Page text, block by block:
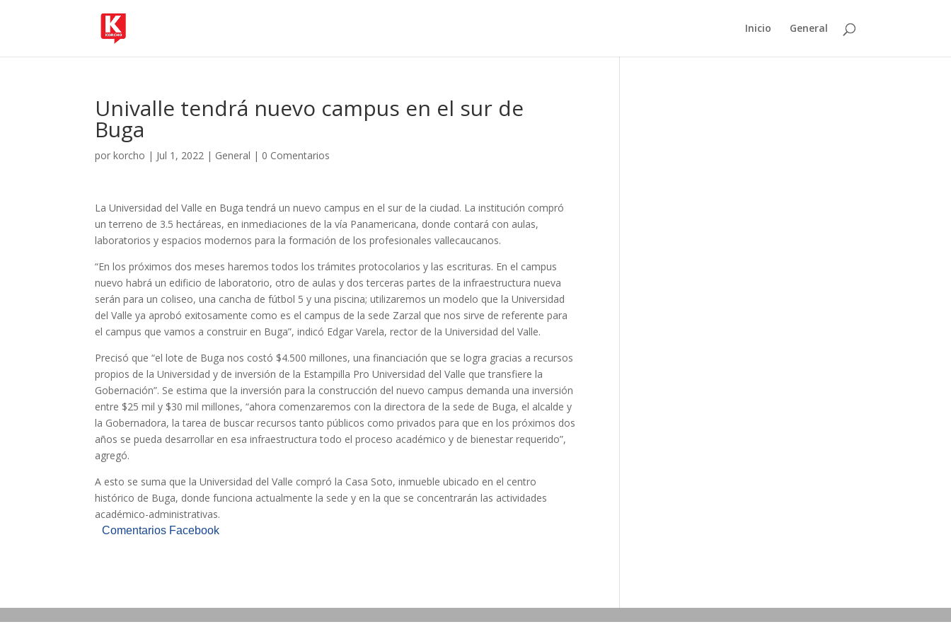
Inicio General
Univalle tendrá nuevo campus en el sur de
Buga
porkorcho | Jul 1, 2022 | General | 0 Comentarios
La Universidad del Valle en Buga tendrá un nuevo campus en el sur de la ciudad. La institución compró
un terreno de 3.5 hectáreas, en inmediaciones de la vía Panamericana, donde contará con aulas,
laboratorios y espacios modernos para la formación de los profesionales vallecaucanos.
“En los próximos dos meses haremos todos los trámites protocolarios y las escrituras. En el campus
nuevo habrá un edificio de laboratorio, otro de aulas y dos terceras partes de la infraestructura nueva
serán para un coliseo, una cancha de fútbol 5 y una piscina; utilizaremos un modelo que la Universidad
del Valle ya aprobó exitosamente como es el campus de la sede Zarzal que nos sirve de referente para
el campus que vamos a construir en Buga”, indicó Edgar Varela, rector de la Universidad del Valle.
Precisó que “el lote de Buga nos costó $4.500 millones, una financiación que se logra gracias a recursos
propios de la Universidad y de inversión de la Estampilla Pro Universidad del Valle que transfiere la
Gobernación”. Se estima que la inversión para la construcción del nuevo campus demanda una inversión
entre $25 mil y $30 mil millones, “ahora comenzaremos con la directora de la sede de Buga, el alcalde y
la Gobernadora, la tarea de buscar recursos tanto públicos como privados para que en los próximos dos
años se pueda desarrollar en esa infraestructura todo el proceso académico y de bienestar requerido”,
agregó.
A esto se suma que la Universidad del Valle compró la Casa Soto, inmueble ubicado en el centro
histórico de Buga, donde funciona actualmente la sede y en la que se concentrarán las actividades
académico-administrativas.
Comentarios Facebook